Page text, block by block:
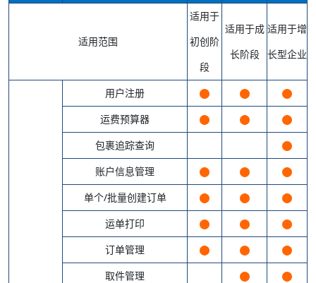
适用范围
适用于
初创阶
段
适用于成
长阶段
适用于增
长型企业
用户注册
运费预算器
包裹追踪查询
账户信息管理
单个/批量创建订单
运单打印
订单管理
取件管理